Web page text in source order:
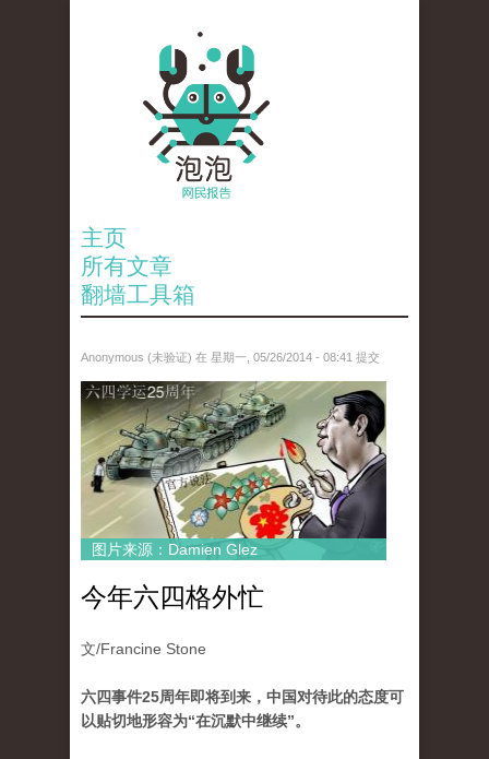
主页
所有文章
翻墙工具箱
Anonymous (未验证) 在 星期一, 05/26/2014 - 08:41 提交
paopao_tiananmen.jpg
图片来源：Damien Glez
今年六四格外忙
文/Francine Stone
六四事件25周年即将到来，中国对待此的态度可
以贴切地形容为“在沉默中继续”。